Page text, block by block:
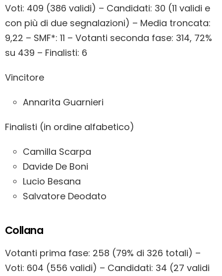
Voti: 409 (386 validi) – Candidati: 30 (11 validi e
con più di due segnalazioni) – Media troncata:
9,22 – SMF*: 11 – Votanti seconda fase: 314, 72%
su 439 – Finalisti: 6
Vincitore
Annarita Guarnieri
Finalisti (in ordine alfabetico)
Camilla Scarpa
Davide De Boni
Lucio Besana
Salvatore Deodato
Collana
Votanti prima fase: 258 (79% di 326 totali) –
Voti: 604 (556 validi) – Candidati: 34 (27 validi